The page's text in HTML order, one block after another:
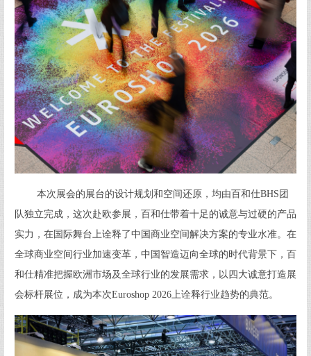
本次展会的展台的设计规划和空间还原，均由百和仕BHS团
队独立完成，这次赴欧参展，百和仕带着十足的诚意与过硬的产品
实力，在国际舞台上诠释了中国商业空间解决方案的专业水准。在
全球商业空间行业加速变革，中国智造迈向全球的时代背景下，百
和仕精准把握欧洲市场及全球行业的发展需求，以四大诚意打造展
会标杆展位，成为本次Euroshop 2026上诠释行业趋势的典范。